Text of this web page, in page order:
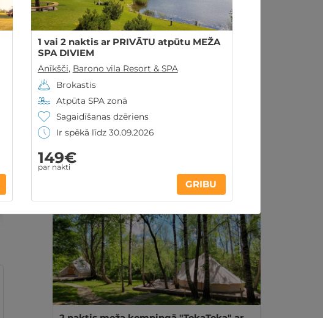
1 vai 2 naktis ar PRIVĀTU atpūtu MEŽA
SPA DIVIEM
Anīkšči, Barono vila Resort & SPA
Brokastis
Atpūta SPA zonā
Sagaidīšanas dzēriens
Ir spēkā līdz 30.09.2026
149€
par nakti
GRIBU
Līdzīgi atpūtas piedāvājumi: